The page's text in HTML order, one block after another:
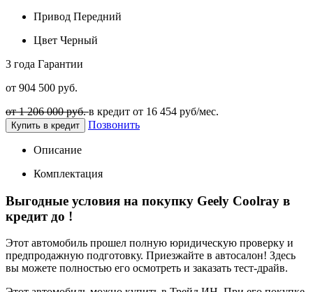
Привод Передний
Цвет Черный
3 года Гарантии
от 904 500 руб.
от 1 206 000 руб.в кредит от 16 454 руб/мес.
Купить в кредит Позвонить
Описание
Комплектация
Выгодные условия на покупку Geely Coolray в
кредит до !
Этот автомобиль прошел полную юридическую проверку и
предпродажную подготовку. Приезжайте в автосалон! Здесь
вы можете полностью его осмотреть и заказать тест-драйв.